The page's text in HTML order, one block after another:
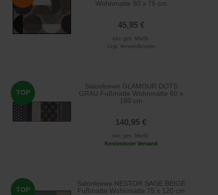
Wohnmatte 50 x 75 cm
45,95 €
inkl. ges. MwSt.
zzgl. Versandkosten
TOP
Salonloewe GLAMOUR DOTS
GRAU Fußmatte Wohnmatte 60 x
180 cm
140,95 €
inkl. ges. MwSt.
Kostenloser Versand
TOP
Salonloewe NESTOR SAGE BEIGE
Fußmatte Wohnmatte 75 x 120 cm